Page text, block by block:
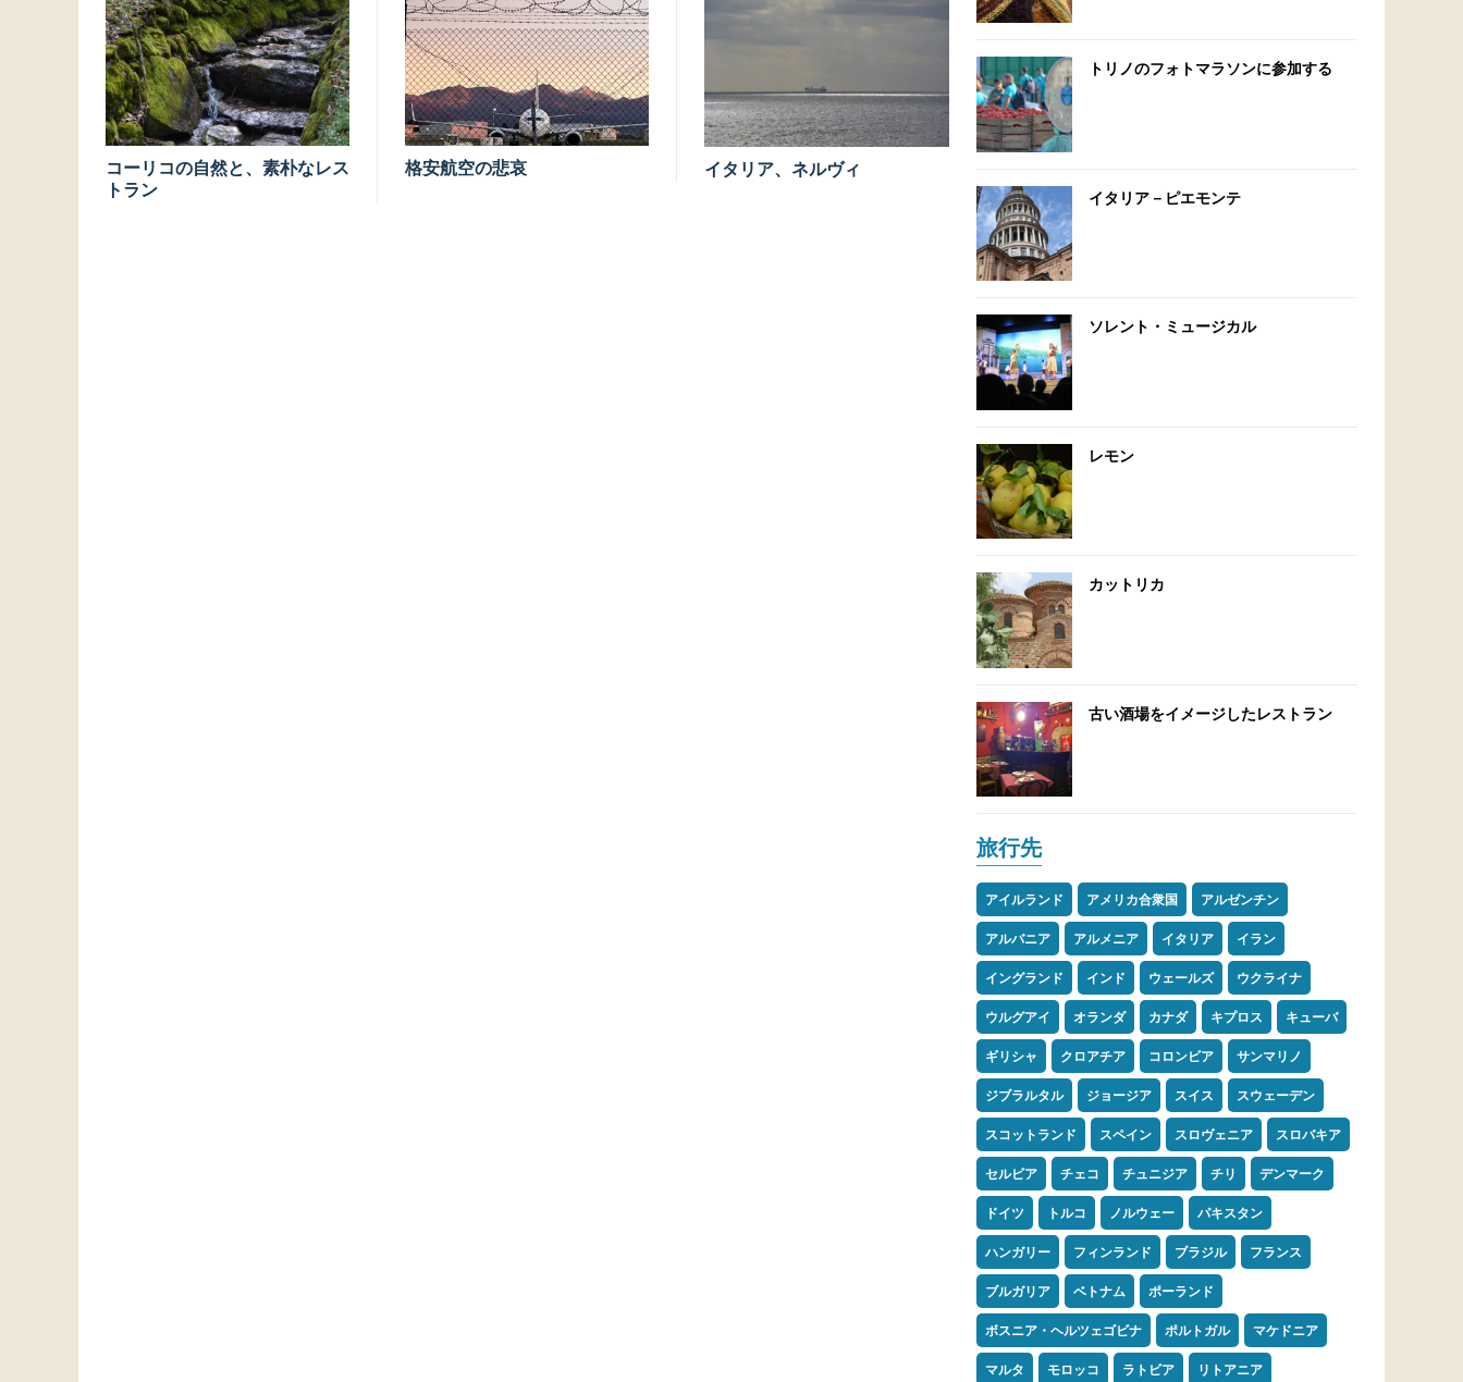
コーリコの自然と、素朴なレス
トラン
格安航空の悲哀 イタリア、ネルヴィ
トリノのフォトマラソンに参加する
イタリア－ピエモンテ
ソレント・ミュージカル
レモン
カットリカ
古い酒場をイメージしたレストラン
旅行先
アイルランド アメリカ合衆国 アルゼンチン
アルバニア アルメニア イタリア イラン
イングランド インド ウェールズ ウクライナ
ウルグアイ オランダ カナダ キプロス キューバ
ギリシャ クロアチア コロンビア サンマリノ
ジブラルタル ジョージア スイス スウェーデン
スコットランド スペイン スロヴェニア スロバキア
セルビア チェコ チュニジア チリ デンマーク
ドイツ トルコ ノルウェー パキスタン
ハンガリー フィンランド ブラジル フランス
ブルガリア ベトナム ポーランド
ボスニア・ヘルツェゴビナ ポルトガル マケドニア
マルタ モロッコ ラトビア リトアニア